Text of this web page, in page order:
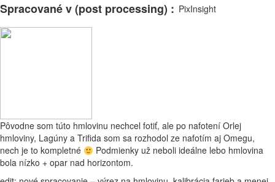
Spracované v (post processing) : PixInsight
Facebook
Email
Pôvodne som túto hmlovinu nechcel fotiť, ale po nafotení Orlej
hmloviny, Lagúny a Trifida som sa rozhodol ze nafotím aj Omegu,
nech je to kompletné
Podmienky už neboli ideálne lebo hmlovina
bola nízko + opar nad horizontom.